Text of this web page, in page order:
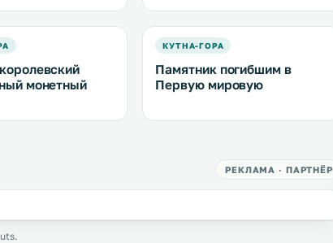
монетный
КУТНА-ГОРА
Памятник погибшим в
Первую мировую
РЕКЛАМА · ПАРТНЁР